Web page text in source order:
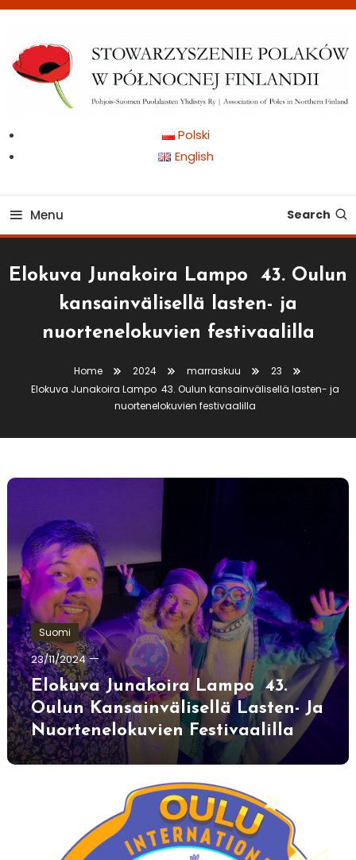
Skip
Content
Stowarzyszenie Polaków
Northern Finland
Polski
English
Menu Search
Elokuva Junakoira Lampo 43. Oulun
kansainvälisellä lasten- ja
nuortenelokuvien festivaalilla
Home 2024 marraskuu
23
Elokuva Junakoira Lampo 43. Oulun kansainvälisellä lasten- ja
nuortenelokuvien festivaalilla
Suomi
23/11/2024
Ewa
Hildén
Elokuva Junakoira Lampo43.
Oulun Kansainvälisellä Lasten- Ja
Nuortenelokuvien Festivaalilla